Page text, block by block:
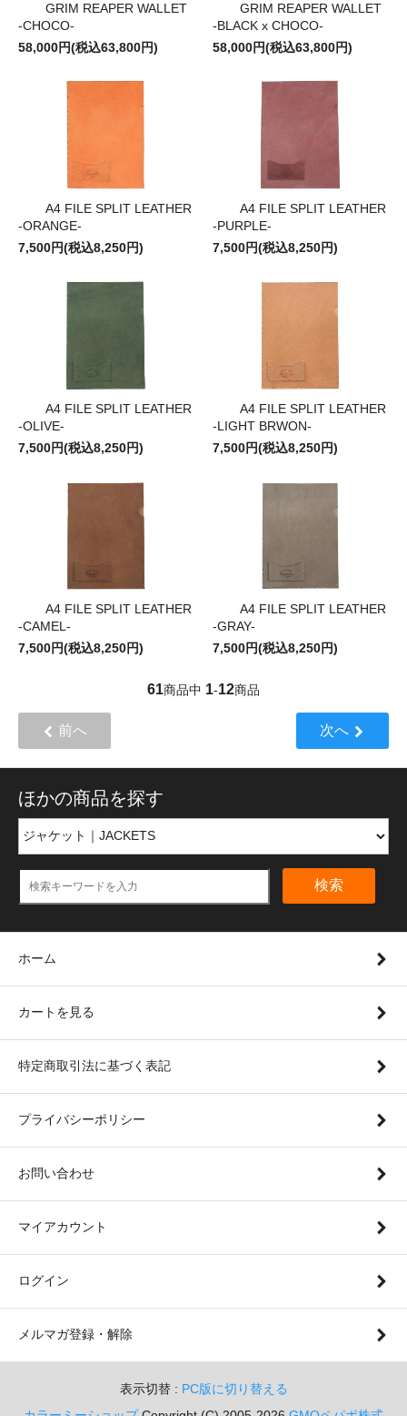
GRIM REAPER WALLET
-CHOCO-
58,000円(税込63,800円)
GRIM REAPER WALLET
-BLACK x CHOCO-
58,000円(税込63,800円)
A4 FILE SPLIT LEATHER
-ORANGE-
7,500円(税込8,250円)
A4 FILE SPLIT LEATHER
-PURPLE-
7,500円(税込8,250円)
A4 FILE SPLIT LEATHER
-OLIVE-
7,500円(税込8,250円)
A4 FILE SPLIT LEATHER
-LIGHT BRWON-
7,500円(税込8,250円)
A4 FILE SPLIT LEATHER
-CAMEL-
7,500円(税込8,250円)
A4 FILE SPLIT LEATHER
-GRAY-
7,500円(税込8,250円)
61商品中 1-12商品
前へ 次へ
ほかの商品を探す
検索
ホーム
カートを見る
特定商取引法に基づく表記
プライバシーポリシー
お問い合わせ
マイアカウント
ログイン
メルマガ登録・解除
表示切替 : PC版に切り替える